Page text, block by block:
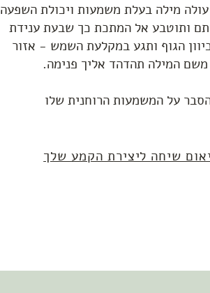
מילה בעלת משמעות ויכולת השפעה
ותוטבע אל המתכת כך שבעת ענידת
הגוף ותגע במקלעת השמש - אזור
המילה תהדהד אליך פנימה.
על המשמעות הרוחנית שלו
שיחה ליצירת הקמע שלך